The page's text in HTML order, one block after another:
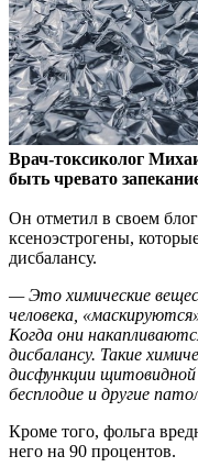
Врач-токсиколог
быть чревато
Он отметил в своем
ксеноэстрогены,
дисбалансу.
— Это химические
человека,
Когда они
дисбалансу. Такие
дисфункции
бесплодие и другие
Кроме того, фольга
него на 90 процентов.